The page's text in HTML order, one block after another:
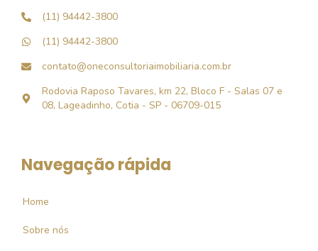
(11) 94442-3800
(11) 94442-3800
contato@oneconsultoriaimobiliaria.com.br
Rodovia Raposo Tavares, km 22, Bloco F - Salas 07 e
08, Lageadinho, Cotia - SP - 06709-015
Navegação rápida
Home
Sobre nós